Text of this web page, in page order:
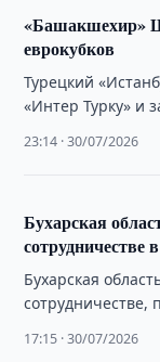
«Башакшехир»
еврокубков
Турецкий
«Интер Турку» и
участие в матче.
23:14 · 30/07/2026
Бухарская
сотрудничестве
Бухарская
соревнованиях.
17:15 · 30/07/2026